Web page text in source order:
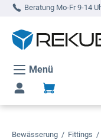
springen
Beratung Mo-Fr 9-14
Menü
Bewässerung / Fittings /